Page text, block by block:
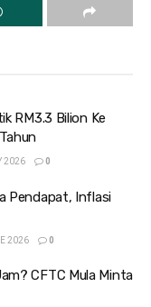
RM3.3 Bilion Ke
2026 0
Pendapat, Inflasi
2026 0
CFTC Mula Minta